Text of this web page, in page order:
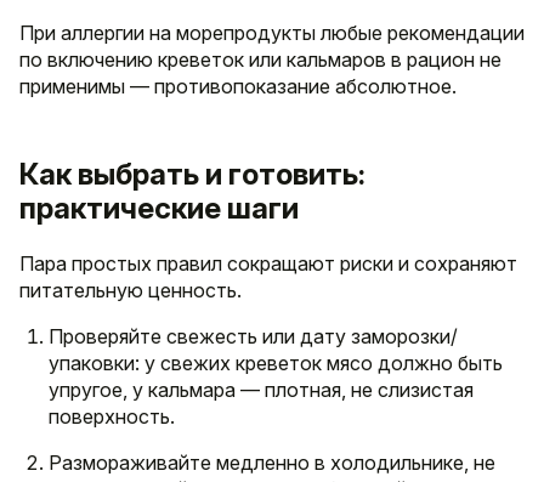
При аллергии на морепродукты любые рекомендации
по включению креветок или кальмаров в рацион не
применимы — противопоказание абсолютное.
Как выбрать и готовить:
практические шаги
Пара простых правил сокращают риски и сохраняют
питательную ценность.
Проверяйте свежесть или дату заморозки/
упаковки: у свежих креветок мясо должно быть
упругое, у кальмара — плотная, не слизистая
поверхность.
Размораживайте медленно в холодильнике, не